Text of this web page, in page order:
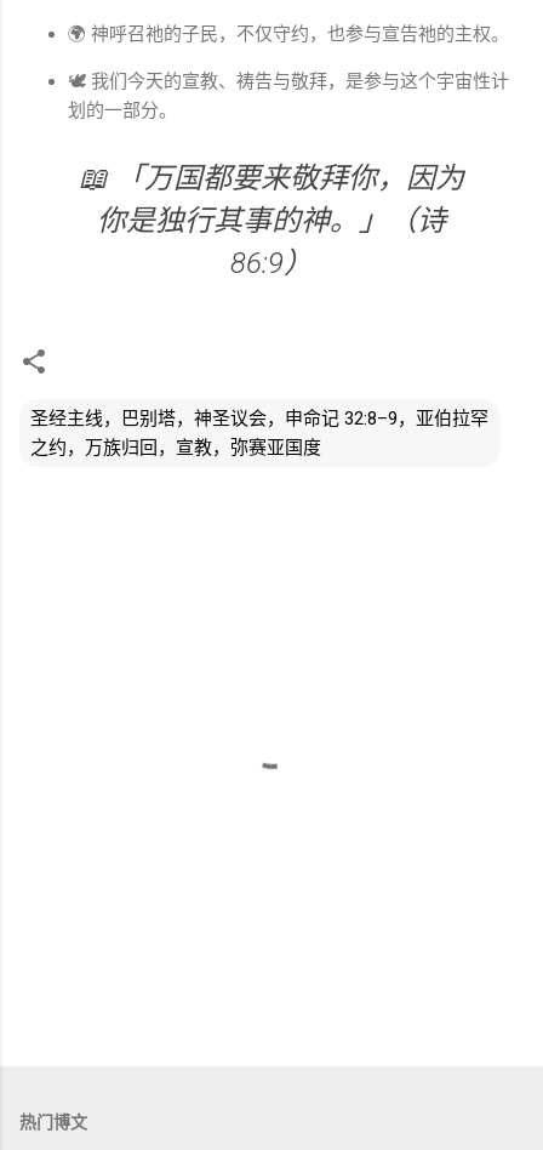
🌍 神呼召祂的子民，不仅守约，也参与宣告祂的主权。
🕊 我们今天的宣教、祷告与敬拜，是参与这个宇宙性计
划的一部分。
📖 「万国都要来敬拜你，因为
你是独行其事的神。」（诗
86:9）
圣经主线，巴别塔，神圣议会，申命记 32:8–9，亚伯拉罕
之约，万族归回，宣教，弥赛亚国度
热门博文